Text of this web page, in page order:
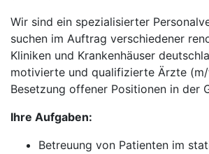
Wir sind ein spezialisierter
suchen im Auftrag verschiedener
Kliniken und Krankenhäuser
motivierte und qualifizierte Ärzte
Besetzung offener Positionen in der
Ihre Aufgaben:
Betreuung von Patienten im